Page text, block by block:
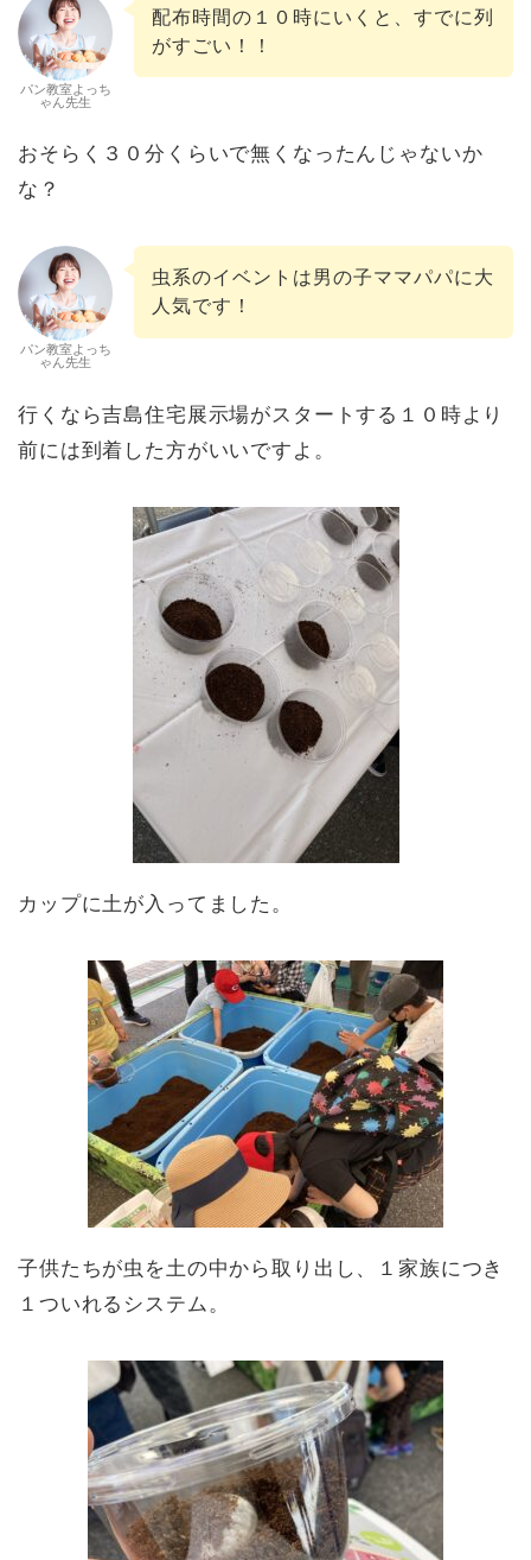
パン教室よっち
ゃん先生
配布時間の１０時にいくと、すでに列
がすごい！！
おそらく３０分くらいで無くなったんじゃないか
な？
パン教室よっち
ゃん先生
虫系のイベントは男の子ママパパに大
人気です！
行くなら吉島住宅展示場がスタートする１０時より
前には到着した方がいいですよ。
カップに土が入ってました。
子供たちが虫を土の中から取り出し、１家族につき
１ついれるシステム。